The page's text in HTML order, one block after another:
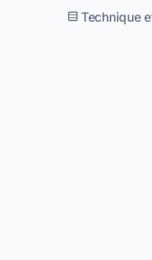
Technique